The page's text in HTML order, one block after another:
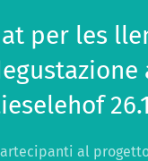
per les
al